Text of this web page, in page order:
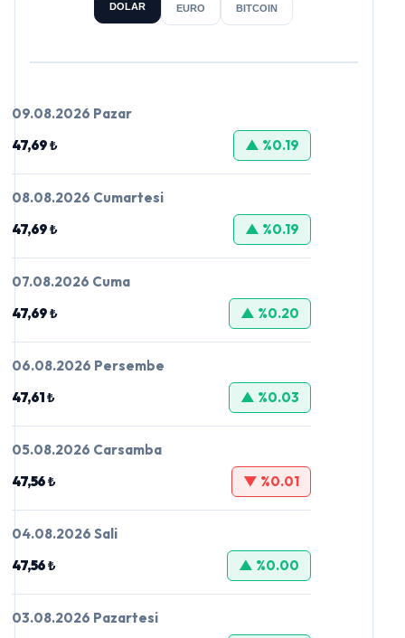
DOLAR EURO BITCOIN
09.08.2026 Pazar
47,69 ₺
▲ %0.19
08.08.2026 Cumartesi
47,69 ₺
▲ %0.19
07.08.2026 Cuma
47,69 ₺
▲ %0.20
06.08.2026 Persembe
47,61 ₺
▲ %0.03
05.08.2026 Carsamba
47,56 ₺
▼ %0.01
04.08.2026 Sali
47,56 ₺
▲ %0.00
03.08.2026 Pazartesi